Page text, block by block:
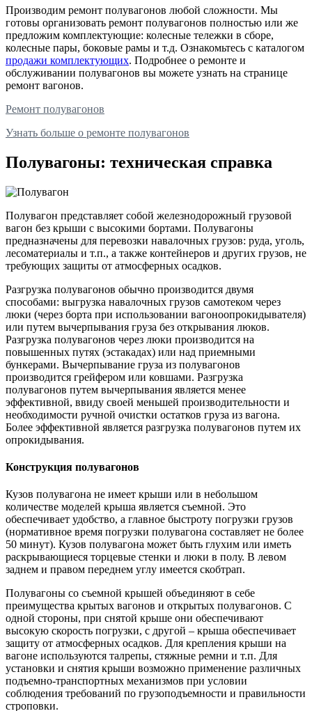
Производим ремонт полувагонов любой сложности. Мы
готовы организовать ремонт полувагонов полностью или же
предложим комплектующие: колесные тележки в сборе,
колесные пары, боковые рамы и т.д. Ознакомьтесь с каталогом
продажи комплектующих. Подробнее о ремонте и
обслуживании полувагонов вы можете узнать на странице
ремонт вагонов.
Ремонт полувагонов
Узнать больше о ремонте полувагонов
Полувагоны: техническая справка
Полувагон представляет собой железнодорожный грузовой
вагон без крыши с высокими бортами. Полувагоны
предназначены для перевозки навалочных грузов: руда, уголь,
лесоматериалы и т.п., а также контейнеров и других грузов, не
требующих защиты от атмосферных осадков.
Разгрузка полувагонов обычно производится двумя
способами: выгрузка навалочных грузов самотеком через
люки (через борта при использовании вагоноопрокидывателя)
или путем вычерпывания груза без открывания люков.
Разгрузка полувагонов через люки производится на
повышенных путях (эстакадах) или над приемными
бункерами. Вычерпывание груза из полувагонов
производится грейфером или ковшами. Разгрузка
полувагонов путем вычерпывания является менее
эффективной, ввиду своей меньшей производительности и
необходимости ручной очистки остатков груза из вагона.
Более эффективной является разгрузка полувагонов путем их
опрокидывания.
Конструкция полувагонов
Кузов полувагона не имеет крыши или в небольшом
количестве моделей крыша является съемной. Это
обеспечивает удобство, а главное быстроту погрузки грузов
(нормативное время погрузки полувагона составляет не более
50 минут). Кузов полувагона может быть глухим или иметь
раскрывающиеся торцевые стенки и люки в полу. В левом
заднем и правом переднем углу имеется скобтрап.
Полувагоны со съемной крышей объединяют в себе
преимущества крытых вагонов и открытых полувагонов. С
одной стороны, при снятой крыше они обеспечивают
высокую скорость погрузки, с другой – крыша обеспечивает
защиту от атмосферных осадков. Для крепления крыши на
вагоне используются талрепы, стяжные ремни и т.п. Для
установки и снятия крыши возможно применение различных
подъемно-транспортных механизмов при условии
соблюдения требований по грузоподъемности и правильности
строповки.